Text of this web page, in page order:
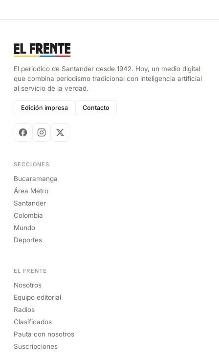
El periódico de Santander desde 1942. Hoy, un medio digital
que combina periodismo tradicional con inteligencia artificial
al servicio de la verdad.
Edición impresa Contacto
SECCIONES
Bucaramanga
Área Metro
Santander
Colombia
Mundo
Deportes
EL FRENTE
Nosotros
Equipo editorial
Radios
Clasificados
Pauta con nosotros
Suscripciones